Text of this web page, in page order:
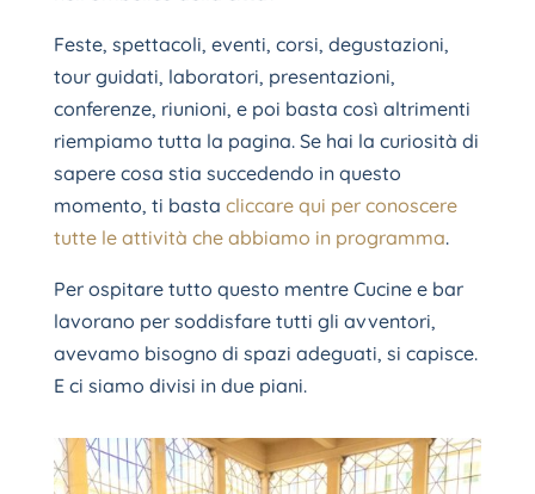
Feste, spettacoli, eventi, corsi, degustazioni,
tour guidati, laboratori, presentazioni,
conferenze, riunioni, e poi basta così altrimenti
riempiamo tutta la pagina. Se hai la curiosità di
sapere cosa stia succedendo in questo
momento, ti basta cliccare qui per conoscere
tutte le attività che abbiamo in programma.
Per ospitare tutto questo mentre Cucine e bar
lavorano per soddisfare tutti gli avventori,
avevamo bisogno di spazi adeguati, si capisce.
E ci siamo divisi in due piani.